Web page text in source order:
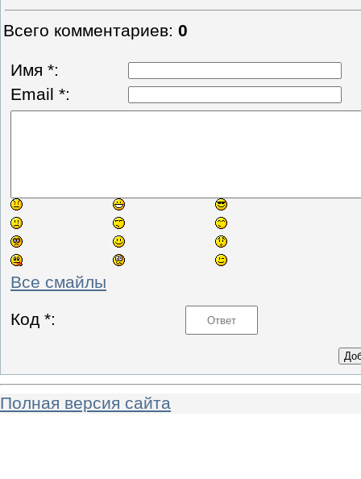
Всего комментариев: 0
Имя *:
Email *:
Все смайлы
Код *:
Полная версия сайта